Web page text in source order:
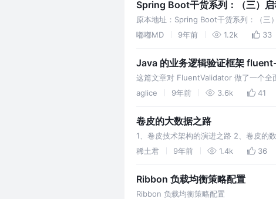
Spring Boot干货系列：（三）
原本地址：Spring Boot干货系列：（
做的自动配置，确实方便快捷，但是对
嘟嘟MD 9年前 1.2k 33
Java 的业务逻辑验证框架
这篇文章对 FluentValidator 做了一个全
– Bean Validation 规范的集成，最后介
aglice 9年前 3.6k 41
卷皮的大数据之路
1、卷皮技术架构的演进之路 2、卷皮的
稀土君
9年前 1.4k 36
Ribbon 负载均衡策略配置
Ribbon 负载均衡策略配置